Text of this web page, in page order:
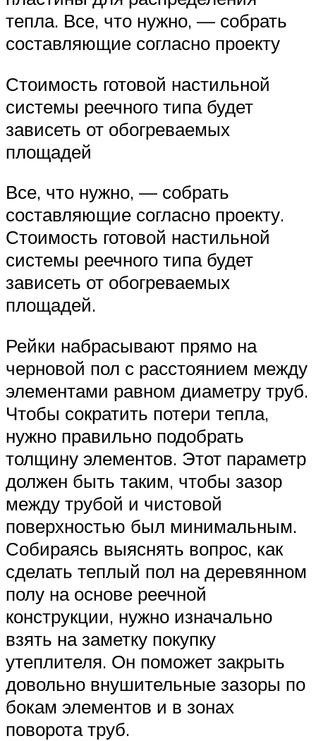
тепла. Все, что нужно, — собрать
составляющие согласно проекту
Стоимость готовой настильной
системы реечного типа будет
зависеть от обогреваемых
площадей
Все, что нужно, — собрать
составляющие согласно проекту.
Стоимость готовой настильной
системы реечного типа будет
зависеть от обогреваемых
площадей.
Рейки набрасывают прямо на
черновой пол с расстоянием между
элементами равном диаметру труб.
Чтобы сократить потери тепла,
нужно правильно подобрать
толщину элементов. Этот параметр
должен быть таким, чтобы зазор
между трубой и чистовой
поверхностью был минимальным.
Собираясь выяснять вопрос, как
сделать теплый пол на деревянном
полу на основе реечной
конструкции, нужно изначально
взять на заметку покупку
утеплителя. Он поможет закрыть
довольно внушительные зазоры по
бокам элементов и в зонах
поворота труб.